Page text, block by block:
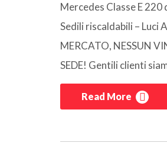
Mercedes Classe E
Sedili riscaldabili – Luci
MERCATO, NESSUN
SEDE! Gentili clienti
Read More